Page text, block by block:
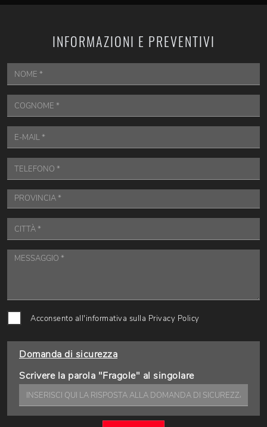
INFORMAZIONI E PREVENTIVI
Acconsento all'informativa sulla Privacy Policy
Domanda di sicurezza
Scrivere la parola "Fragole" al singolare